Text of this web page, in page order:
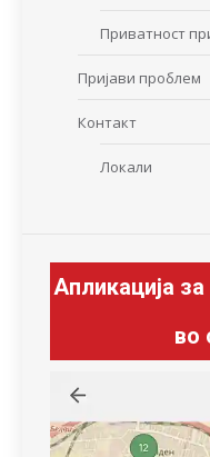
Приватност
Пријави проблем
Контакт
Локали
Апликација
во